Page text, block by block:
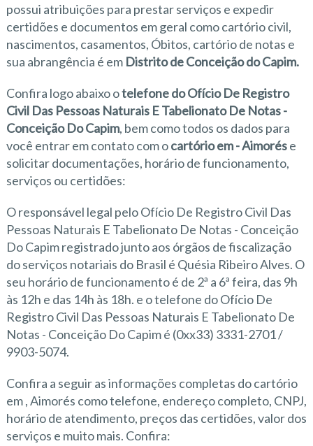
possui atribuições para prestar serviços e expedir
certidões e documentos em geral como cartório civil,
nascimentos, casamentos, Óbitos, cartório de notas e
sua abrangência é em Distrito de Conceição do Capim.
Confira logo abaixo otelefone do Ofício De Registro
Civil Das Pessoas Naturais E Tabelionato De Notas -
Conceição Do Capim, bem como todos os dados para
você entrar em contato com ocartório em - Aimorése
solicitar documentações, horário de funcionamento,
serviços ou certidões:
O responsável legal pelo Ofício De Registro Civil Das
Pessoas Naturais E Tabelionato De Notas - Conceição
Do Capim registrado junto aos órgãos de fiscalização
do serviços notariais do Brasil é Quésia Ribeiro Alves. O
seu horário de funcionamento é de 2ª a 6ª feira, das 9h
às 12h e das 14h às 18h. e o telefone do Ofício De
Registro Civil Das Pessoas Naturais E Tabelionato De
Notas - Conceição Do Capim é (0xx33) 3331-2701 /
9903-5074.
Confira a seguir as informações completas do cartório
em , Aimorés como telefone, endereço completo, CNPJ,
horário de atendimento, preços das certidões, valor dos
serviços e muito mais. Confira: